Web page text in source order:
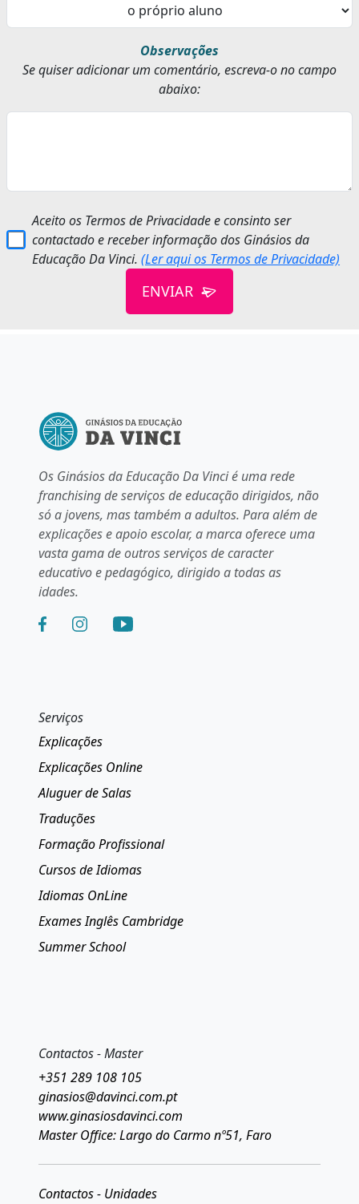
Observações
Se quiser adicionar um comentário, escreva-o no campo
abaixo:
Aceito os Termos de Privacidade e consinto ser
contactado e receber informação dos Ginásios da
Educação Da Vinci.(Ler aqui os Termos de Privacidade)
ENVIAR
Os Ginásios da Educação Da Vinci é uma rede
franchising de serviços de educação dirigidos, não
só a jovens, mas também a adultos. Para além de
explicações e apoio escolar, a marca oferece uma
vasta gama de outros serviços de caracter
educativo e pedagógico, dirigido a todas as
idades.
Serviços
Explicações
Explicações Online
Aluguer de Salas
Traduções
Formação Profissional
Cursos de Idiomas
Idiomas OnLine
Exames Inglês Cambridge
Summer School
Contactos - Master
+351 289 108 105
ginasios@davinci.com.pt
www.ginasiosdavinci.com
Master Office: Largo do Carmo nº51, Faro
Contactos - Unidades